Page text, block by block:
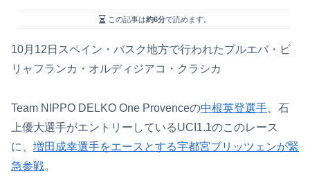
この記事は約6分で読めます。
10月12日スペイン・バスク地方で行われたプルエバ・ビ
リャフランカ・オルディジアコ・クラシカ
Team NIPPO DELKO One Provenceの中根英登選手 、石
上優大選手がエントリーしているUCI1.1のこのレース
に、 増田成幸選手をエースとする宇都宮ブリッツェンが緊
急参戦。